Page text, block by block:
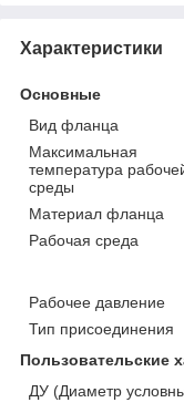
Характеристики
Основные
Вид фланца
Максимальная
температура
среды
Материал фланца
Рабочая среда
Рабочее давление
Тип присоединения
Пользовательские
ДУ (Диаметр